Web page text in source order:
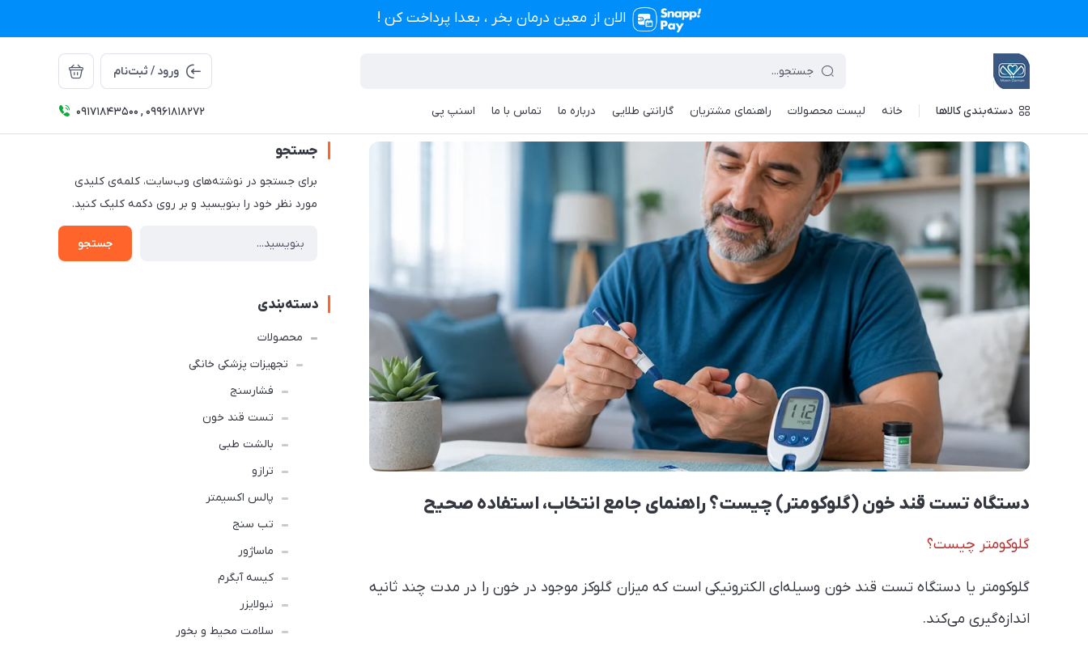
الان از معین درمان بخر ، بعدا پرداخت کن !
ورود / ثبت‌نام
دسته‌بندی کالاها خانه لیست محصولات راهنمای مشتریان گارانتی طلایی درباره ما تماس با ما اسنپ پی 09171843500 , 09961818272 تجهیزات پزشکی معین درمان / بایگانی نوشته‌ها / دستگاه تست قند خون (گلوکومتر) چیست؟ راهنمای جامع انتخاب، استفاده صحیح
دستگاه تست قند خون (گلوکومتر) چیست؟ راهنمای جامع انتخاب، استفاده صحیح
گلوکومتر چیست؟
گلوکومتر یا دستگاه تست قند خون وسیله‌ای الکترونیکی است که میزان گلوکز موجود در خون را در مدت چند ثانیه
اندازه‌گیری می‌کند.
جستجو
برای جستجو در نوشته‌های وب‌سایت، کلمه‌ی کلیدی
مورد نظر خود را بنویسید و بر روی دکمه کلیک کنید.
جستجو
دسته‌بندی
محصولات
تجهیزات پزشکی خانگی
فشارسنج
تست قند خون
بالشت طبی
ترازو
پالس اکسیمتر
تب سنج
ماساژور
کیسه آبگرم
نبولایزر
سلامت محیط و بخور